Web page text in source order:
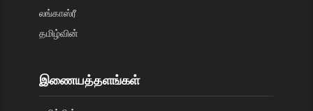
லங்காஸ்ரீ
தமிழ்வின்
இணையத்தளங்கள்